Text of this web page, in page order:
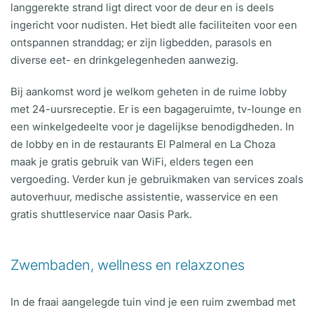
langgerekte strand ligt direct voor de deur en is deels
ingericht voor nudisten. Het biedt alle faciliteiten voor een
ontspannen stranddag; er zijn ligbedden, parasols en
diverse eet- en drinkgelegenheden aanwezig.
Bij aankomst word je welkom geheten in de ruime lobby
met 24-uursreceptie. Er is een bagageruimte, tv-lounge en
een winkelgedeelte voor je dagelijkse benodigdheden. In
de lobby en in de restaurants El Palmeral en La Choza
maak je gratis gebruik van WiFi, elders tegen een
vergoeding. Verder kun je gebruikmaken van services zoals
autoverhuur, medische assistentie, wasservice en een
gratis shuttleservice naar Oasis Park.
Zwembaden, wellness en relaxzones
In de fraai aangelegde tuin vind je een ruim zwembad met